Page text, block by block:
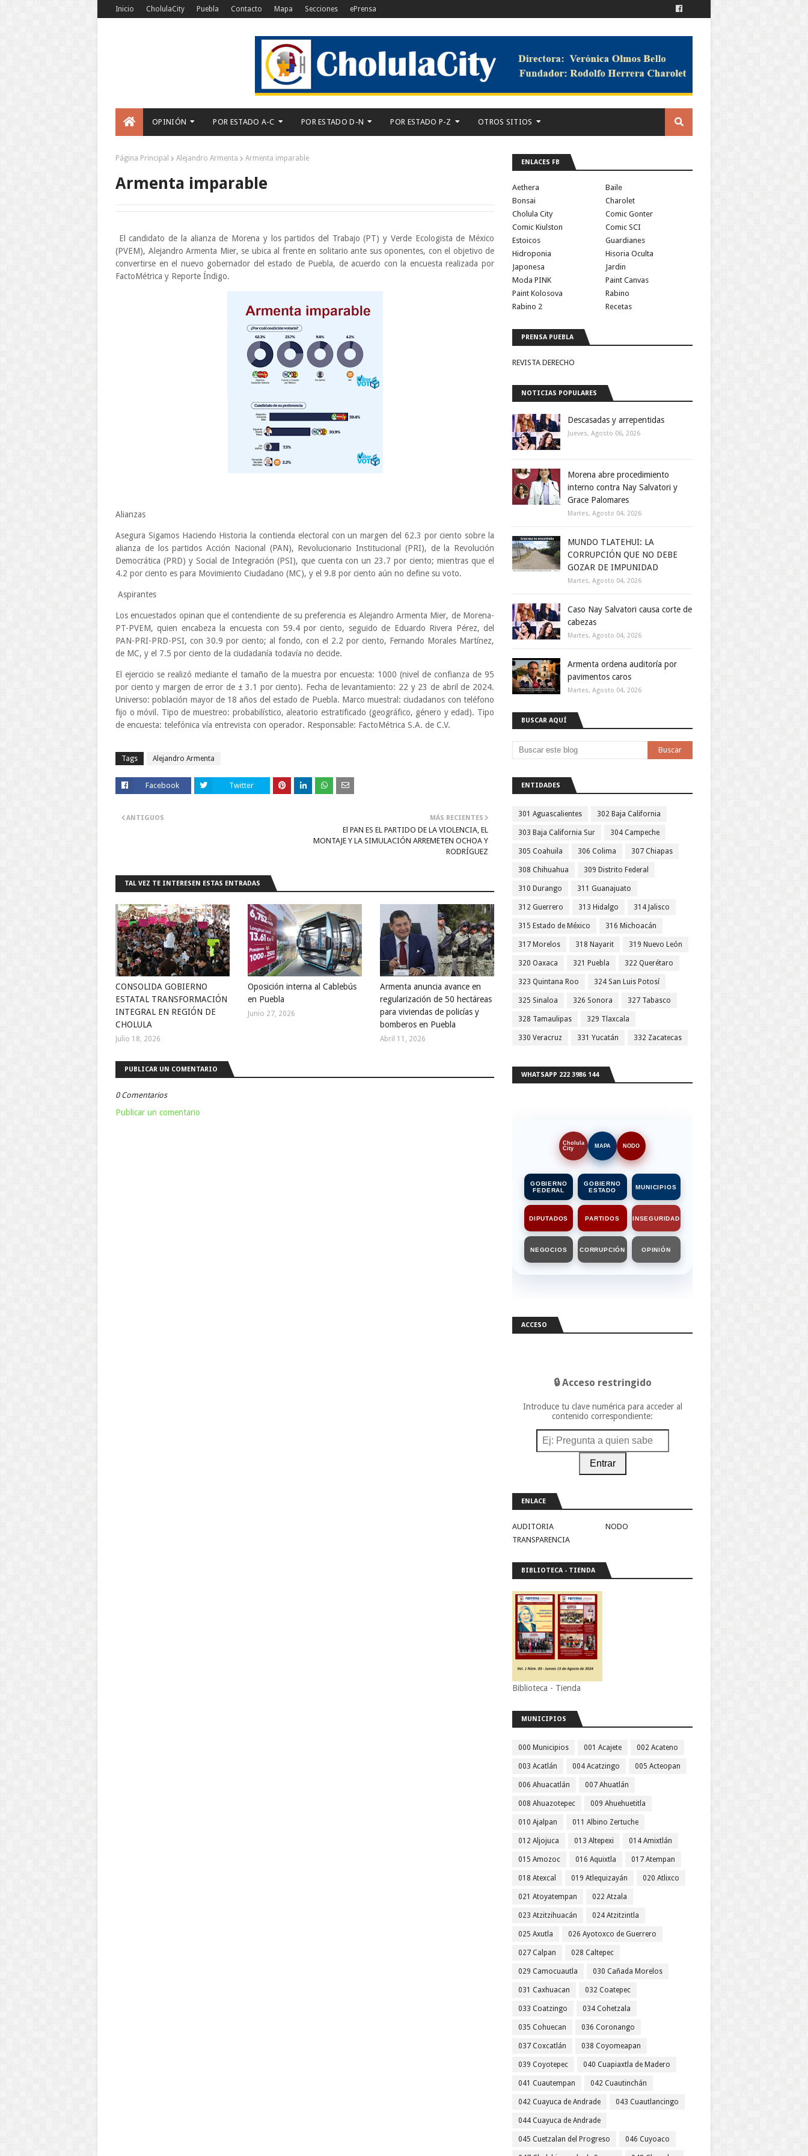
Inicio CholulaCity Puebla Contacto Mapa Secciones ePrensa
OPINIÓN POR ESTADO A-C POR ESTADO D-N POR ESTADO P-Z OTROS SITIOS
Página Principal Alejandro Armenta Armenta imparable
Armenta imparable
El candidato de la alianza de Morena y los partidos del Trabajo (PT) y Verde Ecologista de México
(PVEM), Alejandro Armenta Mier, se ubica al frente en solitario ante sus oponentes, con el objetivo de
convertirse en el nuevo gobernador del estado de Puebla, de acuerdo con la encuesta realizada por
FactoMétrica y Reporte Índigo.
Alianzas
Asegura Sigamos Haciendo Historia la contienda electoral con un margen del 62.3 por ciento sobre la
alianza de los partidos Acción Nacional (PAN), Revolucionario Institucional (PRI), de la Revolución
Democrática (PRD) y Social de Integración (PSI), que cuenta con un 23.7 por ciento; mientras que el
4.2 por ciento es para Movimiento Ciudadano (MC), y el 9.8 por ciento aún no define su voto.
Aspirantes
Los encuestados opinan que el contendiente de su preferencia es Alejandro Armenta Mier, de Morena-
PT-PVEM, quien encabeza la encuesta con 59.4 por ciento, seguido de Eduardo Rivera Pérez, del
PAN-PRI-PRD-PSI, con 30.9 por ciento; al fondo, con el 2.2 por ciento, Fernando Morales Martínez,
de MC, y el 7.5 por ciento de la ciudadanía todavía no decide.
El ejercicio se realizó mediante el tamaño de la muestra por encuesta: 1000 (nivel de confianza de 95
por ciento y margen de error de ± 3.1 por ciento). Fecha de levantamiento: 22 y 23 de abril de 2024.
Universo: población mayor de 18 años del estado de Puebla. Marco muestral: ciudadanos con teléfono
fijo o móvil. Tipo de muestreo: probabilístico, aleatorio estratificado (geográfico, género y edad). Tipo
de encuesta: telefónica vía entrevista con operador. Responsable: FactoMétrica S.A. de C.V.
Tags Alejandro Armenta
Facebook Twitter
MÁS RECIENTES
El PAN ES EL PARTIDO DE LA VIOLENCIA, EL
MONTAJE Y LA SIMULACIÓN ARREMETEN OCHOA Y
RODRÍGUEZ
ANTIGUOS
TAL VEZ TE INTERESEN ESTAS ENTRADAS
CONSOLIDA GOBIERNO
ESTATAL TRANSFORMACIÓN
INTEGRAL EN REGIÓN DE
CHOLULA
Julio 18, 2026
Oposición interna al Cablebús
en Puebla
Junio 27, 2026
Armenta anuncia avance en
regularización de 50 hectáreas
para viviendas de policías y
bomberos en Puebla
Abril 11, 2026
PUBLICAR UN COMENTARIO
0 Comentarios
Publicar un comentario
ENLACES FB
Aethera
Baile
Bonsai
Charolet
Cholula City
Comic Gonter
Comic Kiulston
Comic SCI
Estoicos
Guardianes
Hidroponia
Hisoria Oculta
Japonesa
Jardin
Moda PINK
Paint Canvas
Paint Kolosova
Rabino
Rabino 2
Recetas
PRENSA PUEBLA
REVISTA DERECHO
NOTICIAS POPULARES
Descasadas y arrepentidas
Jueves, Agosto 06, 2026
Morena abre procedimiento
interno contra Nay Salvatori y
Grace Palomares
Martes, Agosto 04, 2026
MUNDO TLATEHUI: LA
CORRUPCIÓN QUE NO DEBE
GOZAR DE IMPUNIDAD
Martes, Agosto 04, 2026
Caso Nay Salvatori causa corte de
cabezas
Martes, Agosto 04, 2026
Armenta ordena auditoría por
pavimentos caros
Martes, Agosto 04, 2026
BUSCAR AQUÍ
ENTIDADES
301 Aguascalientes 302 Baja California
303 Baja California Sur 304 Campeche
305 Coahuila 306 Colima 307 Chiapas
308 Chihuahua 309 Distrito Federal
310 Durango 311 Guanajuato
312 Guerrero 313 Hidalgo 314 Jalisco
315 Estado de México 316 Michoacán
317 Morelos 318 Nayarit 319 Nuevo León
320 Oaxaca 321 Puebla 322 Querétaro
323 Quintana Roo 324 San Luis Potosí
325 Sinaloa 326 Sonora 327 Tabasco
328 Tamaulipas 329 Tlaxcala
330 Veracruz 331 Yucatán 332 Zacatecas
WHATSAPP 222 3986 144
Cholula
City
MAPA NODO
GOBIERNO
FEDERAL
GOBIERNO
ESTADO
MUNICIPIOS
DIPUTADOS PARTIDOS INSEGURIDAD
NEGOCIOS CORRUPCIÓN OPINIÓN
ACCESO
🔒 Acceso restringido
Introduce tu clave numérica para acceder al
contenido correspondiente:
Entrar
ENLACE
AUDITORIA
NODO
TRANSPARENCIA
BIBLIOTECA - TIENDA
Biblioteca - Tienda
MUNICIPIOS
000 Municipios 001 Acajete 002 Acateno
003 Acatlán 004 Acatzingo 005 Acteopan
006 Ahuacatlán 007 Ahuatlán
008 Ahuazotepec 009 Ahuehuetitla
010 Ajalpan 011 Albino Zertuche
012 Aljojuca 013 Altepexi 014 Amixtlán
015 Amozoc 016 Aquixtla 017 Atempan
018 Atexcal 019 Atlequizayán 020 Atlixco
021 Atoyatempan 022 Atzala
023 Atzitzihuacán 024 Atzitzintla
025 Axutla 026 Ayotoxco de Guerrero
027 Calpan 028 Caltepec
029 Camocuautla 030 Cañada Morelos
031 Caxhuacan 032 Coatepec
033 Coatzingo 034 Cohetzala
035 Cohuecan 036 Coronango
037 Coxcatlán 038 Coyomeapan
039 Coyotepec 040 Cuapiaxtla de Madero
041 Cuautempan 042 Cuautinchán
042 Cuayuca de Andrade 043 Cuautlancingo
044 Cuayuca de Andrade
045 Cuetzalan del Progreso 046 Cuyoaco